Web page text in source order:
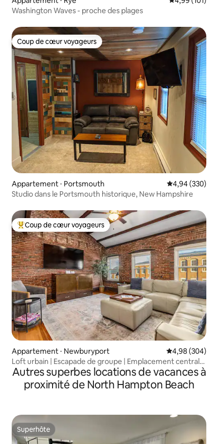
Washington Waves - proche des plages
Coup de cœur voyageurs
Coup de cœur voyageurs
Appartement ⋅ Portsmouth Évaluation
4,94 (330)
Studio dans le Portsmouth historique, New Hampshire
Coups de cœur voyageurs les plus appréciés
Coup de cœur voyageurs
Appartement ⋅ Newburyport Évaluation
4,98 (304)
Loft urbain | Escapade de groupe | Emplacement central
avec lit King Size
Autres superbes locations de vacances à
proximité de North Hampton Beach
Superhôte
Superhôte